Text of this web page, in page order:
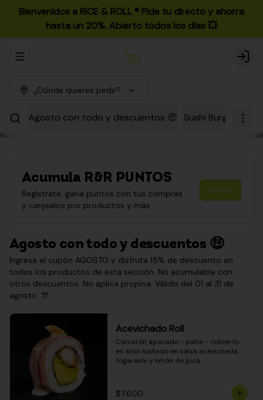
Bienvenidos a RICE & ROLL ®️ Pide tu directo y ahorra
hasta un 20%. Abierto todos los días 💥
Abrir menu de navegación Login
¿Dónde quieres pedir?
Agosto con todo y descuentos 🤑 Sushi Burgers
Acumula R&R PUNTOS
Regístrate, gana puntos con tus compras
y canjealos por productos y más
Únete
Agosto con todo y descuentos 🤑
Ingresa el cupón AGOSTO y disfruta 15% de descuento en
todos los productos de esta sección. No acumulable con
otros descuentos. No aplica propina. Válido del 01 al 31 de
agosto. 🎊
Acevichado Roll
Camarón apanado - palta - cubierto
en atún bañado en salsa acevichada,
togarashi y limón de pica
$7.600